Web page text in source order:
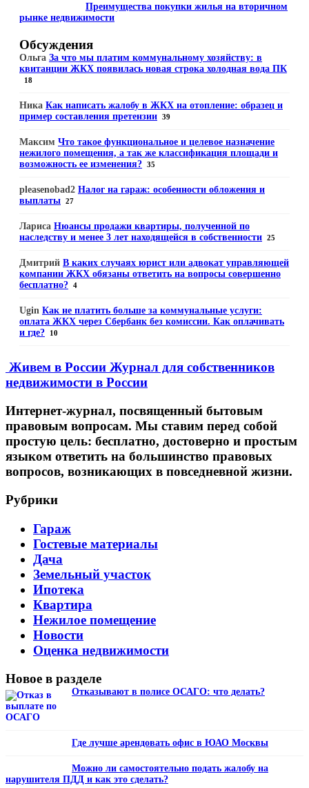
Преимущества покупки жилья на вторичном
рынке недвижимости
Обсуждения
Ольга За что мы платим коммунальному хозяйству: в
квитанции ЖКХ появилась новая строка холодная вода ПК
18
Ника Как написать жалобу в ЖКХ на отопление: образец и
пример составления претензии 39
Максим Что такое функциональное и целевое назначение
нежилого помещения, а так же классификация площади и
возможность ее изменения? 35
pleasenobad2 Налог на гараж: особенности обложения и
выплаты 27
Лариса Нюансы продажи квартиры, полученной по
наследству и менее 3 лет находящейся в собственности 25
Дмитрий В каких случаях юрист или адвокат управляющей
компании ЖКХ обязаны ответить на вопросы совершенно
бесплатно? 4
Ugin Как не платить больше за коммунальные услуги:
оплата ЖКХ через Сбербанк без комиссии. Как оплачивать
и где?
10
Живем в России Журнал для собственников
недвижимости в России
Интернет-журнал, посвященный бытовым
правовым вопросам. Мы ставим перед собой
простую цель: бесплатно, достоверно и простым
языком ответить на большинство правовых
вопросов, возникающих в повседневной жизни.
Рубрики
Гараж
Гостевые материалы
Дача
Земельный участок
Ипотека
Квартира
Нежилое помещение
Новости
Оценка недвижимости
Новое в разделе
Отказывают в полисе ОСАГО: что делать?
Где лучше арендовать офис в ЮАО Москвы
Можно ли самостоятельно подать жалобу на
нарушителя ПДД и как это сделать?